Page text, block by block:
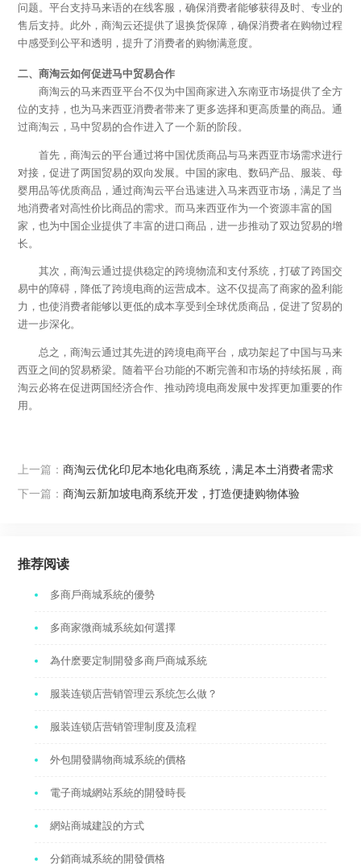
问题。平台支持马来语的在线客服，确保消费者能够获得及时、专业的
售后支持。此外，商淘云还提供了退换货保障，确保消费者在购物过程
中感受到公平和透明，提升了消费者的购物满意度。
二、商淘云如何促进马中贸易合作
商淘云的马来西亚平台不仅为中国商家进入东南亚市场提供了全方
位的支持，也为马来西亚消费者带来了更多选择和更高质量的商品。通
过商淘云，马中贸易的合作进入了一个新的阶段。
首先，商淘云的平台通过将中国优质商品与马来西亚市场需求进行
对接，促进了两国贸易的双向发展。中国的家电、数码产品、服装、母
婴用品等优质商品，通过商淘云平台迅速进入马来西亚市场，满足了当
地消费者对高性价比商品的需求。而马来西亚作为一个资源丰富的国
家，也为中国企业提供了丰富的进口商品，进一步推动了双边贸易的增
长。
其次，商淘云通过提供稳定的跨境物流和支付系统，打破了跨国交
易中的障碍，降低了跨境电商的运营成本。这不仅提高了商家的盈利能
力，也使消费者能够以更低的成本享受到全球优质商品，促进了贸易的
进一步深化。
总之，商淘云通过其先进的跨境电商平台，成功架起了中国与马来
西亚之间的贸易桥梁。随着平台功能的不断完善和市场的持续拓展，商
淘云必将在促进两国经济合作、推动跨境电商发展中发挥更加重要的作
用。
上一篇：商淘云优化印尼本地化电商系统，满足本土消费者需求
下一篇：商淘云新加坡电商系统开发，打造便捷购物体验
推荐阅读
多商戶商城系統的優勢
多商家微商城系統如何選擇
為什麽要定制開發多商戶商城系統
服装连锁店营销管理云系统怎么做？
服装连锁店营销管理制度及流程
外包開發購物商城系統的價格
電子商城網站系統的開發時長
網站商城建設的方式
分銷商城系統的開發價格